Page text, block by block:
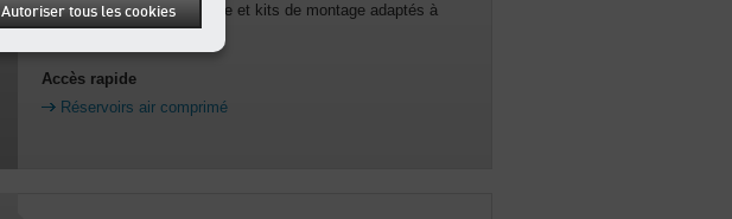
Accessoires de tuyauterie et kits de montage adaptés à
chaque utilisation
Accès rapide
Réservoirs air comprimé
Autoriser tous les cookies